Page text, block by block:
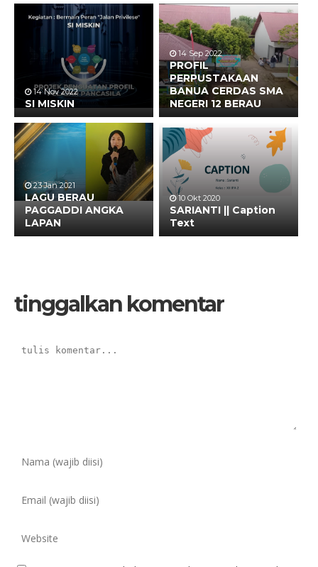
14 Nov 2022
SI MISKIN
14 Sep 2022
PROFIL
PERPUSTAKAAN
BANUA CERDAS SMA
NEGERI 12 BERAU
23 Jan 2021
LAGU BERAU
PAGGADDI ANGKA
LAPAN
10 Okt 2020
SARIANTI || Caption
Text
tinggalkan komentar